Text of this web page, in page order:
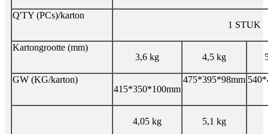
Q'TY (PCs)/karton
1 STUK
Kartongrootte (mm)
3,6 kg
4,5 kg
GW (KG/karton)
415*350*100mm
475*395*98mm
4,05 kg 5,1 kg